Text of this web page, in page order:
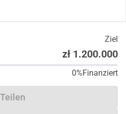
Ziel
zł 1.200.000
0%Finanziert
Teilen